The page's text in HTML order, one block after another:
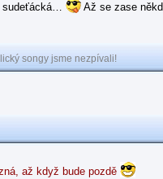
sudeťácká…
Až se zase
songy jsme nezpívali!
až když bude pozdě